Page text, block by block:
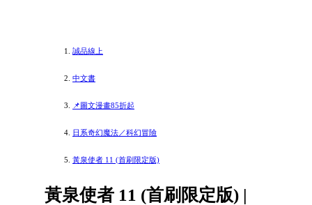
誠品線上
中文書
📌圖文漫畫85折起
日系奇幻魔法／科幻冒險
黃泉使者 11 (首刷限定版)
黃泉使者 11 (首刷限定版) |